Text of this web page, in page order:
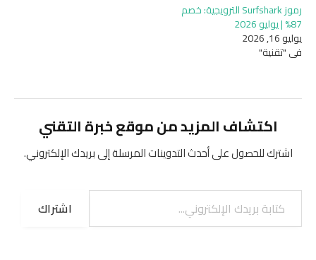
رموز Surfshark الترويجية: خصم
87% | يوليو 2026
يوليو 16, 2026
في "تقنية"
اكتشاف المزيد من موقع خبرة التقني
اشترك للحصول على أحدث التدوينات المرسلة إلى بريدك الإلكتروني.
كتابة بريدك الإلكتروني...
اشتراك